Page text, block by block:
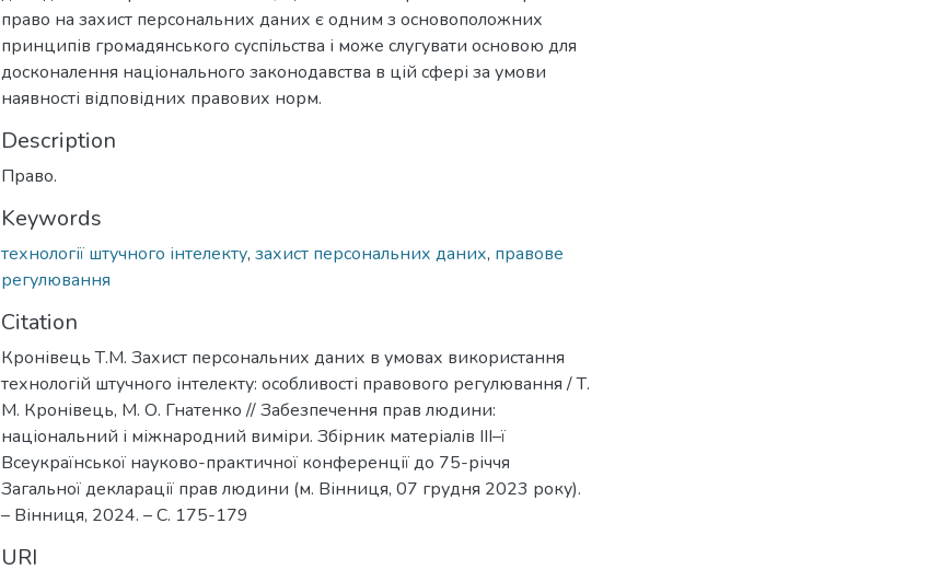
право на захист персональних даних є одним з основоположних
принципів громадянського суспільства і може слугувати основою для
досконалення національного законодавства в цій сфері за умови
наявності відповідних правових норм.
Description
Право.
Keywords
технології штучного інтелекту, захист персональних даних, правове
регулювання
Citation
Кронівець Т.М. Захист персональних даних в умовах використання
технологій штучного інтелекту: особливості правового регулювання / Т.
М. Кронівець, М. О. Гнатенко // Забезпечення прав людини:
національний і міжнародний виміри. Збірник матеріалів ІІІ–ї
Всеукраїнської науково-практичної конференції до 75-річчя
Загальної декларації прав людини (м. Вінниця, 07 грудня 2023 року).
– Вінниця, 2024. – С. 175-179
URI